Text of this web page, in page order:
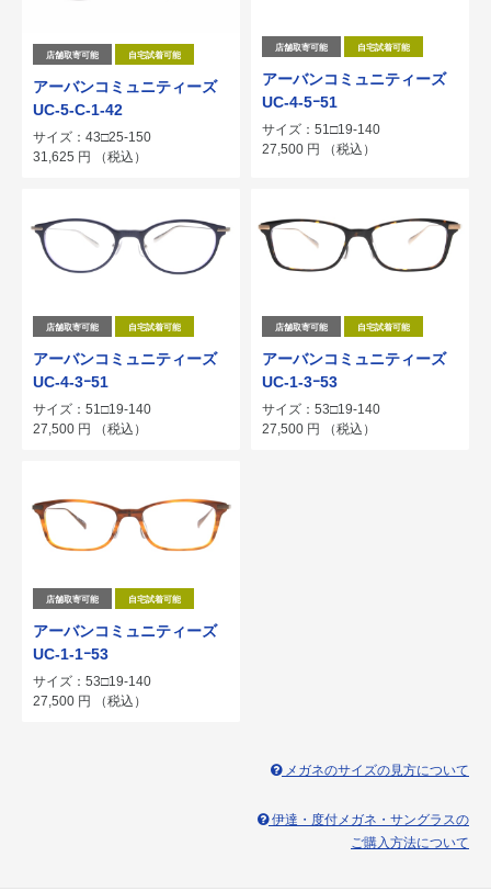
店舗取寄可能 自宅試着可能
アーバンコミュニティーズ
UC-5-C-1-42
サイズ：43□25-150
31,625 円 （税込）
店舗取寄可能 自宅試着可能
アーバンコミュニティーズ
UC-4-5ｰ51
サイズ：51□19-140
27,500 円 （税込）
店舗取寄可能 自宅試着可能
アーバンコミュニティーズ
UC-4-3ｰ51
サイズ：51□19-140
27,500 円 （税込）
店舗取寄可能 自宅試着可能
アーバンコミュニティーズ
UC-1-3ｰ53
サイズ：53□19-140
27,500 円 （税込）
店舗取寄可能 自宅試着可能
アーバンコミュニティーズ
UC-1-1ｰ53
サイズ：53□19-140
27,500 円 （税込）
メガネのサイズの見方について
伊達・度付メガネ・サングラスの
ご購入方法について